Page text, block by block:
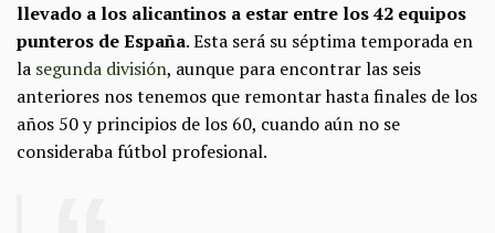
llevado a los alicantinos a estar entre los 42 equipos
punteros de España. Esta será su séptima temporada en
la segunda división, aunque para encontrar las seis
anteriores nos tenemos que remontar hasta finales de los
años 50 y principios de los 60, cuando aún no se
consideraba fútbol profesional.